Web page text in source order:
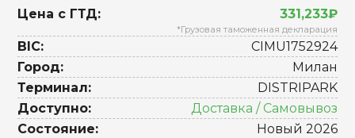
Цена с ГТД: 331,233₽
*Грузовая таможенная декларация
BIC:
CIMU1752924
Город:
Милан
Терминал:
DISTRIPARK
Доступно:
Доставка / Самовывоз
Состояние:
Новый 2026